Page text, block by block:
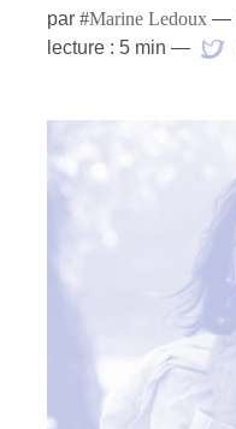
par #Marine Ledoux —
lecture : 5 min —